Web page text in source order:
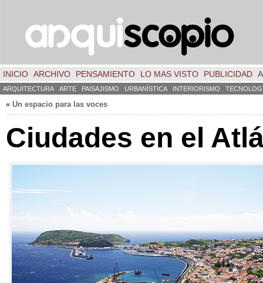
INICIO ARCHIVO PENSAMIENTO LO MAS VISTO PUBLICIDAD
ARQUITECTURA ARTE PAISAJISMO URBANÍSTICA INTERIORISMO
« Un espacio para las voces
Ciudades en el